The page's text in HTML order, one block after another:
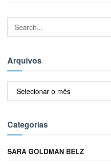
Arquivos
Categorias
SARA GOLDMAN BELZ